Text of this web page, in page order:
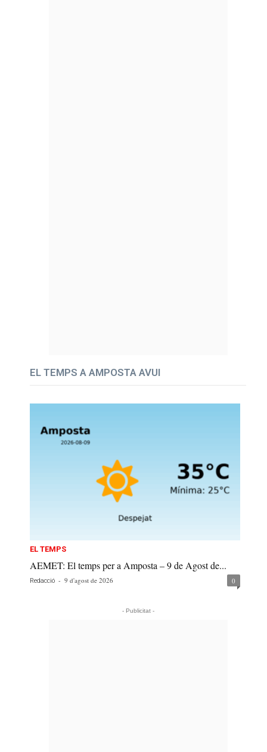
EL TEMPS A AMPOSTA AVUI
EL TEMPS
AEMET: El temps per a Amposta – 9 de Agost de...
Redacció - 9 d'agost de 2026 0
- Publicitat -